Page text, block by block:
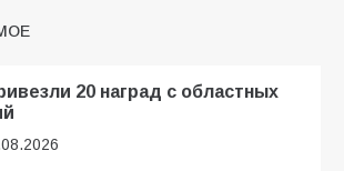
20 наград с областных